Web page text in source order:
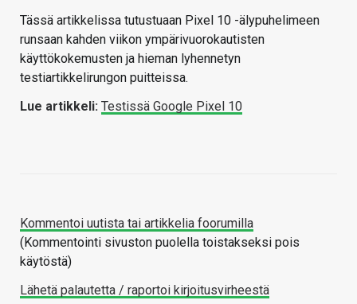
Tässä artikkelissa tutustuaan Pixel 10 -älypuhelimeen
runsaan kahden viikon ympärivuorokautisten
käyttökokemusten ja hieman lyhennetyn
testiartikkelirungon puitteissa.
Lue artikkeli: Testissä Google Pixel 10
Kommentoi uutista tai artikkelia foorumilla
(Kommentointi sivuston puolella toistakseksi pois
käytöstä)
Lähetä palautetta / raportoi kirjoitusvirheestä